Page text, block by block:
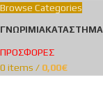
Browse Categories
ΓΝΩΡΙΜΊΑΚΑΤΆΣΤΗΜΑ
ΠΡΟΣΦΟΡΕΣ
0 items / 0,00€